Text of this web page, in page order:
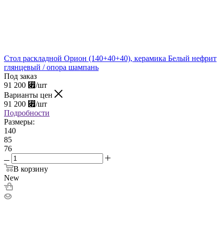
Стол раскладной Орион (140+40+40), керамика Белый нефрит
глянцевый / опора шампань
Под заказ
91 200 ⃏/шт
Варианты цен
91 200 ⃏/шт
Подробности
Размеры:
140
85
76
В корзину
New